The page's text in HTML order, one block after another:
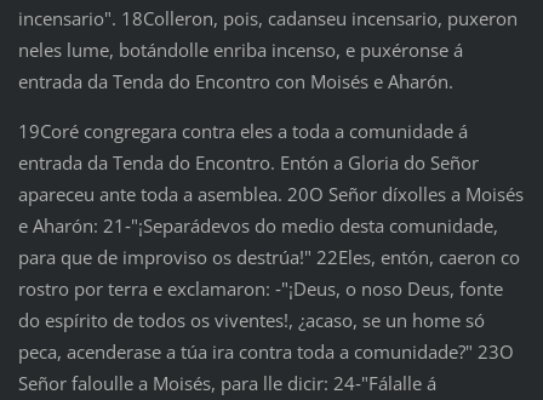
incensario". 18Colleron, pois, cadanseu incensario, puxeron
neles lume, botándolle enriba incenso, e puxéronse á
entrada da Tenda do Encontro con Moisés e Aharón.
19Coré congregara contra eles a toda a comunidade á
entrada da Tenda do Encontro. Entón a Gloria do Señor
apareceu ante toda a asemblea. 20O Señor díxolles a Moisés
e Aharón: 21‑"¡Separádevos do medio desta comunidade,
para que de improviso os destrúa!" 22Eles, entón, caeron co
rostro por terra e exclamaron: ‑"¡Deus, o noso Deus, fonte
do espírito de todos os viventes!, ¿acaso, se un home só
peca, acenderase a túa ira contra toda a comunidade?" 23O
Señor faloulle a Moisés, para lle dicir: 24‑"Fálalle á